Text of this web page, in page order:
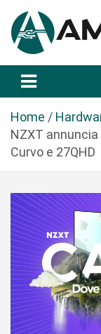
a
Home
NZXT
Curvo e 27QHD